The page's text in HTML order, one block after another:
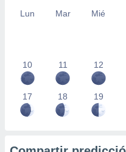
Lun Mar Mié
10 11 12
17 18 19